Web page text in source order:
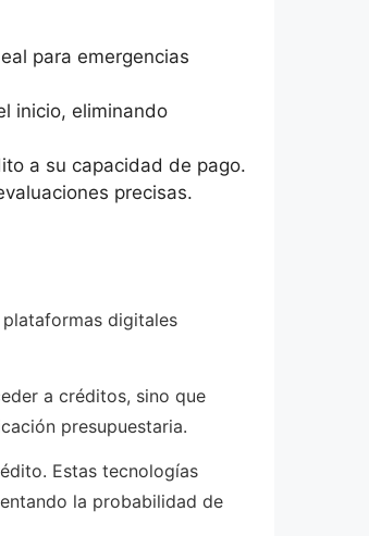
para emergencias
inicio, eliminando
a su capacidad de pago.
precisas.
digitales
a créditos, sino que
presupuestaria.
Estas tecnologías
la probabilidad de